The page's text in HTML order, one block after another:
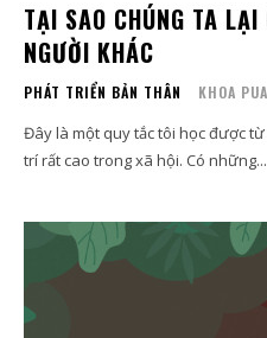
TẠI SAO CHÚNG TA
NGƯỜI KHÁC
PHÁT TRIỂN BẢN THÂN KHOA PUA
Đây là một quy tắc tôi học được
trí rất cao trong xã hội. Có những...